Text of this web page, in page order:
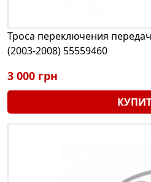
Троса переключения
(2003-2008) 55559460
3 000 грн